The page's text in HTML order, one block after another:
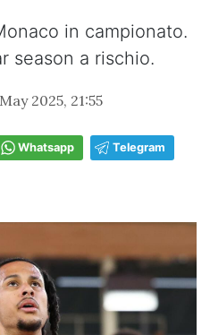
in campionato.
season a rischio.
2025, 21:55
Whatsapp Telegram